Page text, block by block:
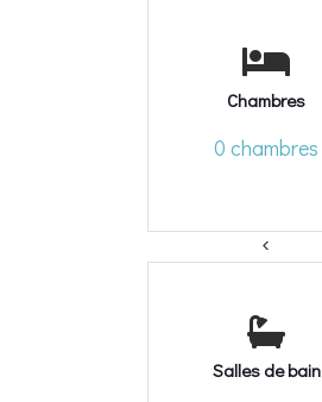
Chambres
0 chambres
<
Salles de bain